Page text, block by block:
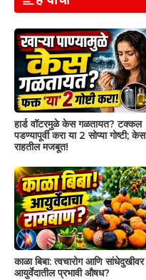
हार्ड वॉटरमुळे केस गळतायत? टक्कल
पडण्यापूर्वी करा या 2 सोप्या गोष्टी; केस
राहतील मजबूत!
काळा बिबा: त्वचारोग आणि सांधेदुखीवर
आयुर्वेदातील प्रभावी औषध?